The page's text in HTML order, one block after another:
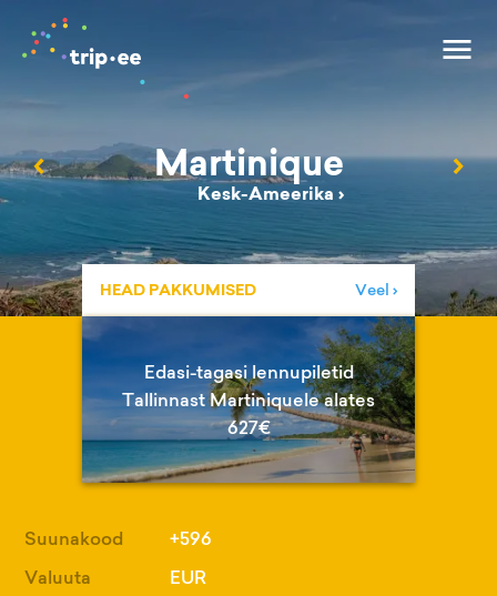
‹ Martinique
Kesk-Ameerika ›
›
HEAD PAKKUMISED Veel ›
Edasi-tagasi lennupiletid
Tallinnast Martiniquele alates
627€
Suunakood
+596
Valuuta
EUR